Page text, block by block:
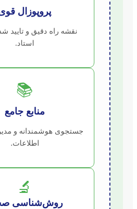
پروپوزال
نقشه راه دقیق و تایید
استاد.
📚
منابع جامع
جستجوی هوشمندانه و
اطلاعات.
🔬
روش‌شناسی